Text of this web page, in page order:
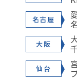
名古屋
大阪
仙台